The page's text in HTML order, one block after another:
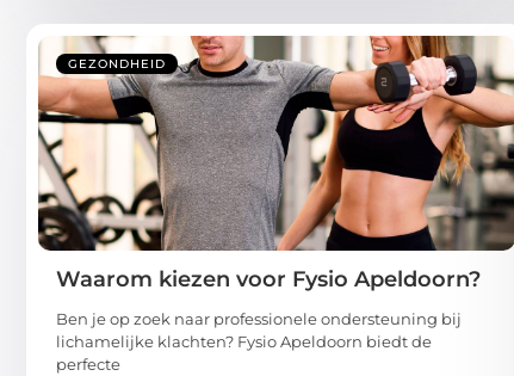
GEZONDHEID
Waarom kiezen voor Fysio Apeldoorn?
Ben je op zoek naar professionele ondersteuning bij
lichamelijke klachten? Fysio Apeldoorn biedt de
perfecte